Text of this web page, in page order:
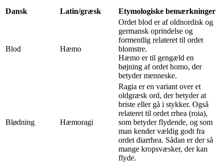
Dansk Latin/græsk Etymologiske bemærkninger
Blod Hæmo
Ordet blod er af oldnordisk og
germansk oprindelse og
formentlig relateret til ordet
blomstre.
Hæmo er til gengæld en
bøjning af ordet homo, der
betyder menneske.
Blødning Hæmoragi
Ragia er en variant over et
oldgræsk ord, der betyder at
briste eller gå i stykker. Også
relateret til ordet rrhea (roia),
som betyder flydende, og som
man kender vældig godt fra
ordet diarrhea. Sådan er der så
mange kropsvæsker, der kan
flyde.